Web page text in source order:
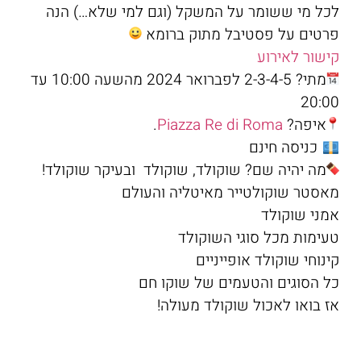
לכל מי ששומר על המשקל (וגם למי שלא…) הנה
פרטים על פסטיבל מתוק ברומא
קישור לאירוע
מתי? 2-3-4-5 לפברואר 2024 מהשעה 10:00 עד
20:00
איפה? Piazza Re di Roma
.
כניסה חינם
מה יהיה שם? שוקולד, שוקולד ובעיקר שוקולד!
מאסטר שוקולטייר מאיטליה והעולם
אמני שוקולד
טעימות מכל סוגי השוקולד
קינוחי שוקולד אופייניים
כל הסוגים והטעמים של שוקו חם
אז בואו לאכול שוקולד מעולה!